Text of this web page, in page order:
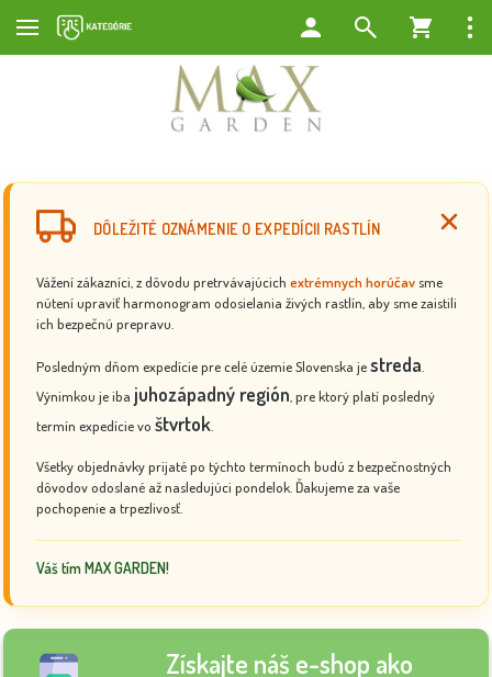
DÔLEŽITÉ OZNÁMENIE O EXPEDÍCII RASTLÍN
Vážení zákazníci, z dôvodu pretrvávajúcich extrémnych horúčav sme
nútení upraviť harmonogram odosielania živých rastlín, aby sme zaistili
ich bezpečnú prepravu.
Posledným dňom expedície pre celé územie Slovenska jestreda
Výnimkou je iba juhozápadný región , pre ktorý platí posledný
termín expedície vo štvrtok
Všetky objednávky prijaté po týchto termínoch budú z bezpečnostných
dôvodov odoslané až nasledujúci pondelok. Ďakujeme za vaše
pochopenie a trpezlivosť.
Váš tím MAX GARDEN!
Získajte náš e-shop ako